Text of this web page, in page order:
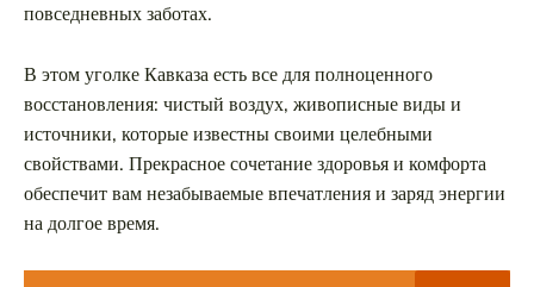
повседневных заботах.
В этом уголке Кавказа есть все для полноценного
восстановления: чистый воздух, живописные виды и
источники, которые известны своими целебными
свойствами. Прекрасное сочетание здоровья и комфорта
обеспечит вам незабываемые впечатления и заряд энергии
на долгое время.